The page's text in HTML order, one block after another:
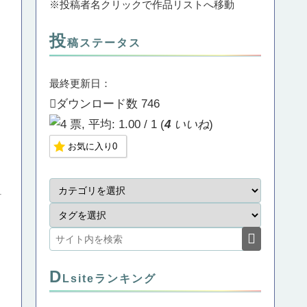
※投稿者名クリックで作品リストへ移動
投稿ステータス
最終更新日：
ダウンロード数 746
(4いいね)
お気に入り0
D Lsiteランキング